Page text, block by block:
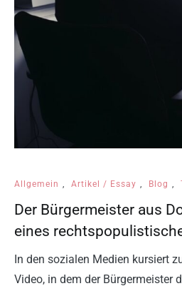
Allgemein , Artikel / Essay , Blog ,
Der Bürgermeister aus
eines
In den sozialen Medien kursiert
Video, in dem der Bürgermeister